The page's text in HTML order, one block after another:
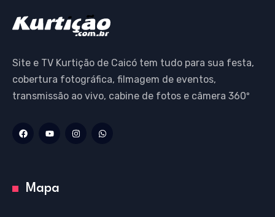
Site e TV Kurtição de Caicó tem tudo para sua festa,
cobertura fotográfica, filmagem de eventos,
transmissão ao vivo, cabine de fotos e câmera 360º
Mapa